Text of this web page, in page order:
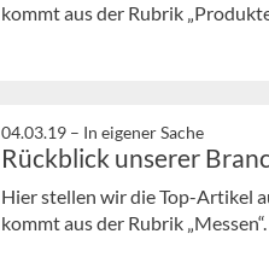
kommt aus der Rubrik
04.03.19 – In eigener Sache
Rückblick unserer
Hier stellen wir die Top-Artikel
kommt aus der Rubrik „Messen“.